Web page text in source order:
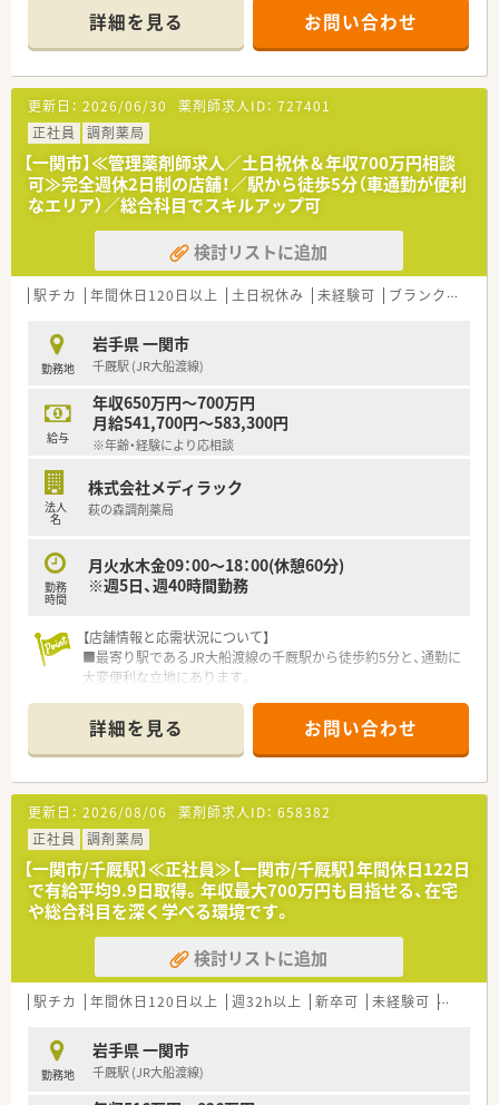
＊------------------------------------------＊
【店舗情報と応需状況について】
■最寄り駅から車で10分ほどの場所に位置している、利便性の
高い大型ショッピングセンター内にある調剤薬局です。
■処方箋は面応需で総合科目を取り扱っており、月間でおよそ
900枚から950枚程度の枚数を安定して応需しています。
■現在は常勤2名に加えてパートと派遣各1名の計4名体制で、協
力しながら日々の業務を円滑に進めている職場です。
【法人特徴について】
■国内最大級の小売業グループとして強固な経営基盤を誇り、全
国のショッピングモール内に薬局を展開しています。
■ショッピングモールを地域医療の拠点と捉えて、調剤を核とし
た健康のトータルサポートを積極的に推進しています。
■ヘルス＆ビューティーケア事業を最重要事業の一つと位置づ
【こんな方が活躍中】
■幅広い年代の薬剤師が在籍しており、それぞれのライフスタイ
ルに合わせて働き方を選択しながら活躍しています。
■調剤だけでなくOTC販売を通じてカウンセリング力を磨き、地
域の方々から頼られる存在を目指す方が多い環境です。
■結婚や出産といったライフイベントを経ても、会社の充実した
詳細を見る お問い合わせ
更新日： 2026/06/30 薬剤師求人ID： 727401
正社員
調剤薬局
【一関市】≪管理薬剤師求人／土日祝休＆年収700万円相談
可≫完全週休2日制の店舗！／駅から徒歩5分（車通勤が便利
なエリア）／総合科目でスキルアップ可
検討リストに追加
駅チカ 年間休日120日以上 土日祝休み 未経験可 ブランク可
勤務地
岩手県 一関市
千厩駅 (JR大船渡線)
給与
年収650万円～700万円
月給541,700円～583,300円
※年齢・経験により応相談
法人
名
株式会社メディラック
萩の森調剤薬局
勤務
時間
月火水木金09：00～18：00(休憩60分)
※週5日、週40時間勤務
【店舗情報と応需状況について】
■最寄り駅であるJR大船渡線の千厩駅から徒歩約5分と、通勤に
大変便利な立地にあります。
して40～50枚に対応します。
■薬剤師は常勤2名、事務員4名が在籍しており、互いに協力しな
がら業務を進める体制です。
【募集背景と求める人物像について】
■管理薬剤師の退職に伴い後任候補の募集になります。スキル・
経験を考慮し高年収でのオファーとなります。
■地域に根差し、患者様のために腰を据えて長く勤務していただ
ける方を歓迎いたします。
■会社の方向性や変化に対して柔軟に対応し、チームワークを大
切にできる方を求めています。
【職場環境と雰囲気】
■ノルマなどはなく、落ち着いた雰囲気の職場でご自身のペース
で業務に取り組むことが可能です。
現場の声を届けやすいです。
■店舗によって雰囲気は異なりますが、風通しが良く、スタッフ
間のコミュニケーションも良好です。
詳細を見る お問い合わせ
更新日： 2026/08/06 薬剤師求人ID： 658382
正社員
調剤薬局
【一関市/千厩駅】≪正社員≫【一関市/千厩駅】年間休日122日
で有給平均9.9日取得。年収最大700万円も目指せる、在宅
や総合科目を深く学べる環境です。
検討リストに追加
駅チカ 年間休日120日以上 週32h以上 新卒可 未経験可 ブラン
勤務地
岩手県 一関市
千厩駅 (JR大船渡線)